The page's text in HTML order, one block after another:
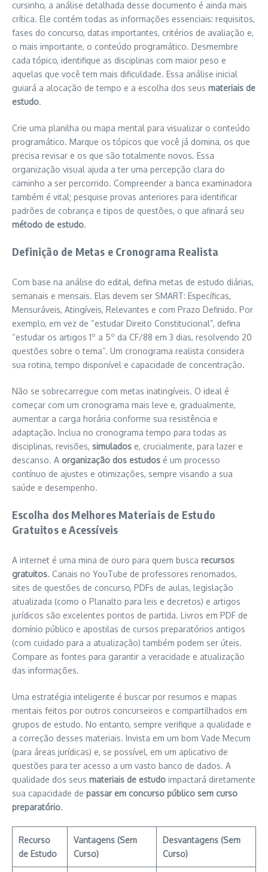
cursinho, a análise detalhada desse documento é ainda mais
crítica. Ele contém todas as informações essenciais: requisitos,
fases do concurso, datas importantes, critérios de avaliação e,
o mais importante, o conteúdo programático. Desmembre
cada tópico, identifique as disciplinas com maior peso e
aquelas que você tem mais dificuldade. Essa análise inicial
guiará a alocação de tempo e a escolha dos seus materiais de
estudo.
Crie uma planilha ou mapa mental para visualizar o conteúdo
programático. Marque os tópicos que você já domina, os que
precisa revisar e os que são totalmente novos. Essa
organização visual ajuda a ter uma percepção clara do
caminho a ser percorrido. Compreender a banca examinadora
também é vital; pesquise provas anteriores para identificar
padrões de cobrança e tipos de questões, o que afinará seu
método de estudo.
Definição de Metas e Cronograma Realista
Com base na análise do edital, defina metas de estudo diárias,
semanais e mensais. Elas devem ser SMART: Específicas,
Mensuráveis, Atingíveis, Relevantes e com Prazo Definido. Por
exemplo, em vez de “estudar Direito Constitucional”, defina
“estudar os artigos 1º a 5º da CF/88 em 3 dias, resolvendo 20
questões sobre o tema”. Um cronograma realista considera
sua rotina, tempo disponível e capacidade de concentração.
Não se sobrecarregue com metas inatingíveis. O ideal é
começar com um cronograma mais leve e, gradualmente,
aumentar a carga horária conforme sua resistência e
adaptação. Inclua no cronograma tempo para todas as
disciplinas, revisões, simulados e, crucialmente, para lazer e
descanso. A organização dos estudos é um processo
contínuo de ajustes e otimizações, sempre visando a sua
saúde e desempenho.
Escolha dos Melhores Materiais de Estudo
Gratuitos e Acessíveis
A internet é uma mina de ouro para quem busca recursos
gratuitos. Canais no YouTube de professores renomados,
sites de questões de concurso, PDFs de aulas, legislação
atualizada (como o Planalto para leis e decretos) e artigos
jurídicos são excelentes pontos de partida. Livros em PDF de
domínio público e apostilas de cursos preparatórios antigos
(com cuidado para a atualização) também podem ser úteis.
Compare as fontes para garantir a veracidade e atualização
das informações.
Uma estratégia inteligente é buscar por resumos e mapas
mentais feitos por outros concurseiros e compartilhados em
grupos de estudo. No entanto, sempre verifique a qualidade e
a correção desses materiais. Invista em um bom Vade Mecum
(para áreas jurídicas) e, se possível, em um aplicativo de
questões para ter acesso a um vasto banco de dados. A
qualidade dos seus materiais de estudo impactará diretamente
sua capacidade de passar em concurso público sem curso
preparatório.
Recurso
de Estudo
Vantagens (Sem
Curso)
Desvantagens (Sem
Curso)